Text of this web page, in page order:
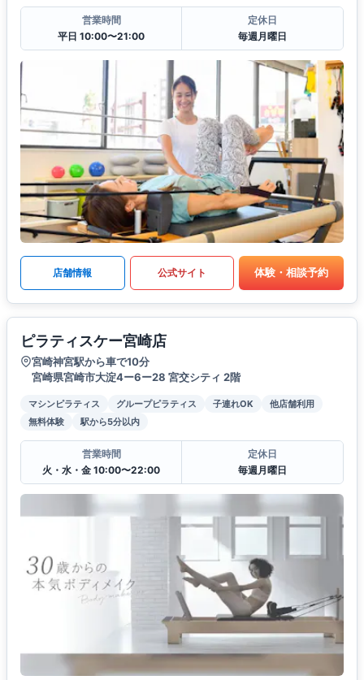
営業時間
平日 10:00〜21:00
定休日
毎週月曜日
店舗情報 公式サイト 体験・相談予約
ピラティスケー宮崎店
宮崎神宮駅から車で10分
宮崎県宮崎市大淀4ー6ー28 宮交シティ 2階
マシンピラティス グループピラティス 子連れOK
他店舗利用
無料体験
駅から5分以内
営業時間
火・水・金 10:00〜22:00
定休日
毎週月曜日